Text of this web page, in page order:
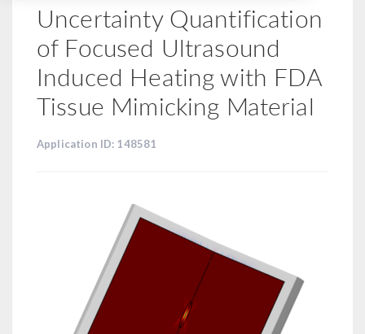
Uncertainty Quantification
of Focused Ultrasound
Induced Heating with FDA
Tissue Mimicking Material
Application ID: 148581